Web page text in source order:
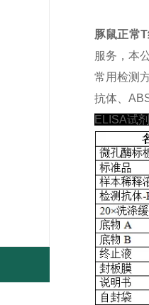
豚鼠正常
服务，本
常用检测
抗体、
ELISA试